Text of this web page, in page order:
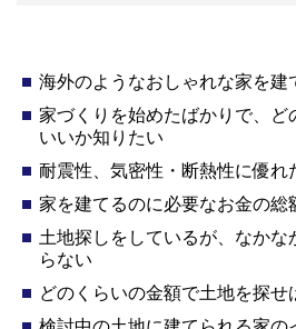
海外のようなおしゃれな家を建
家づくりを始めたばかりで、ど
いいか知りたい
耐震性、気密性・断熱性に優れ
家を建てるのに必要なお金の総
土地探しをしているが、なかな
らない
どのくらいの金額で土地を探せ